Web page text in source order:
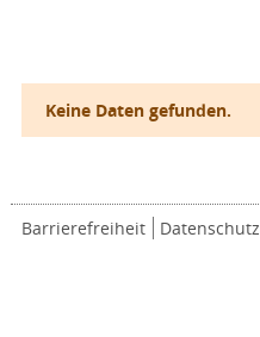
Keine Daten gefunden.
Barrierefreiheit Datenschutz